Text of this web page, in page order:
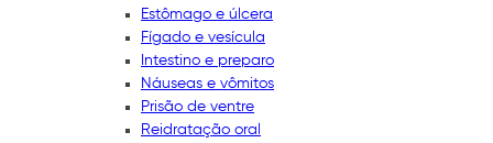
Estômago e úlcera
Fígado e vesícula
Intestino e preparo
Náuseas e vômitos
Prisão de ventre
Reidratação oral